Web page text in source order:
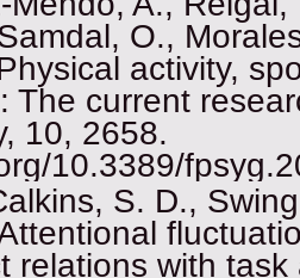
O.,
activity,
The current
10, 2658.
10.3389/
S. D.,
relations with